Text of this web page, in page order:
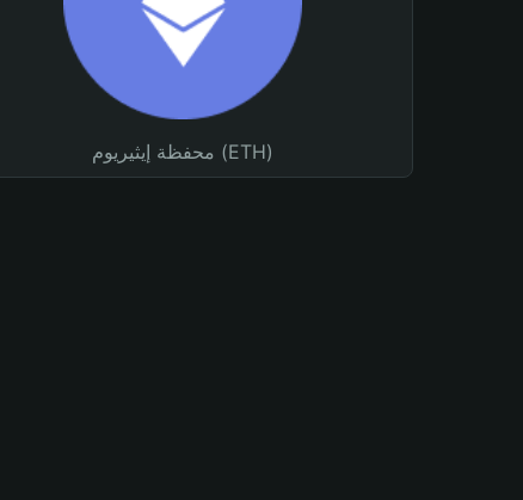
محفظة إيثيريوم (ETH)